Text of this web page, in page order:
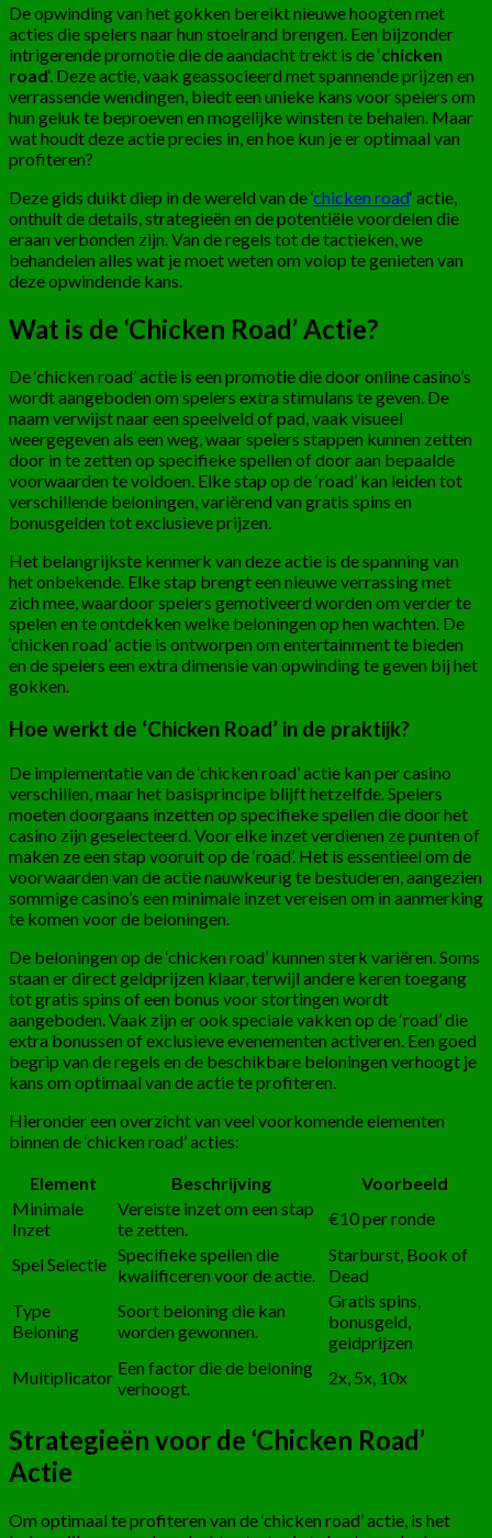
De opwinding van het gokken bereikt nieuwe hoogten met
acties die spelers naar hun stoelrand brengen. Een bijzonder
intrigerende promotie die de aandacht trekt is de ‘chicken
road‘. Deze actie, vaak geassocieerd met spannende prijzen en
verrassende wendingen, biedt een unieke kans voor spelers om
hun geluk te beproeven en mogelijke winsten te behalen. Maar
wat houdt deze actie precies in, en hoe kun je er optimaal van
profiteren?
Deze gids duikt diep in de wereld van de ‘chicken road‘ actie,
onthult de details, strategieën en de potentiële voordelen die
eraan verbonden zijn. Van de regels tot de tactieken, we
behandelen alles wat je moet weten om volop te genieten van
deze opwindende kans.
Wat is de ‘Chicken Road’ Actie?
De ‘chicken road’ actie is een promotie die door online casino’s
wordt aangeboden om spelers extra stimulans te geven. De
naam verwijst naar een speelveld of pad, vaak visueel
weergegeven als een weg, waar spelers stappen kunnen zetten
door in te zetten op specifieke spellen of door aan bepaalde
voorwaarden te voldoen. Elke stap op de ‘road’ kan leiden tot
verschillende beloningen, variërend van gratis spins en
bonusgelden tot exclusieve prijzen.
Het belangrijkste kenmerk van deze actie is de spanning van
het onbekende. Elke stap brengt een nieuwe verrassing met
zich mee, waardoor spelers gemotiveerd worden om verder te
spelen en te ontdekken welke beloningen op hen wachten. De
‘chicken road’ actie is ontworpen om entertainment te bieden
en de spelers een extra dimensie van opwinding te geven bij het
gokken.
Hoe werkt de ‘Chicken Road’ in de praktijk?
De implementatie van de ‘chicken road’ actie kan per casino
verschillen, maar het basisprincipe blijft hetzelfde. Spelers
moeten doorgaans inzetten op specifieke spellen die door het
casino zijn geselecteerd. Voor elke inzet verdienen ze punten of
maken ze een stap vooruit op de ‘road’. Het is essentieel om de
voorwaarden van de actie nauwkeurig te bestuderen, aangezien
sommige casino’s een minimale inzet vereisen om in aanmerking
te komen voor de beloningen.
De beloningen op de ‘chicken road’ kunnen sterk variëren. Soms
staan er direct geldprijzen klaar, terwijl andere keren toegang
tot gratis spins of een bonus voor stortingen wordt
aangeboden. Vaak zijn er ook speciale vakken op de ‘road’ die
extra bonussen of exclusieve evenementen activeren. Een goed
begrip van de regels en de beschikbare beloningen verhoogt je
kans om optimaal van de actie te profiteren.
Hieronder een overzicht van veel voorkomende elementen
binnen de ‘chicken road’ acties:
Element
Beschrijving
Voorbeeld
Minimale
Inzet
Vereiste inzet om een stap
te zetten.
€10 per ronde
Spel Selectie Specifieke spellen die
kwalificeren voor de actie.
Starburst, Book of
Dead
Type
Beloning
Soort beloning die kan
worden gewonnen.
Gratis spins,
bonusgeld,
geldprijzen
Multiplicator Een factor die de beloning
verhoogt.
2x, 5x, 10x
Strategieën voor de ‘Chicken Road’
Actie
Om optimaal te profiteren van de ‘chicken road’ actie, is het